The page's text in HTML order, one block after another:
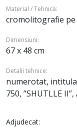
Material / Tehnică:
cromolitografie
Dimensiuni:
67 x 48 cm
Detalii tehnice:
numerotat,
750, ”SHUTLLE
Adjudecat: